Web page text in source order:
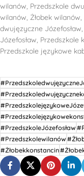
wilanów, Przedszkole
wilanów, Żłobek
dwujęzyczne
Józefosław,
Przedszkole językowe
#PrzedszkoleJózefosław
#Przedszkolewilanów
#Żłobekkonstancin